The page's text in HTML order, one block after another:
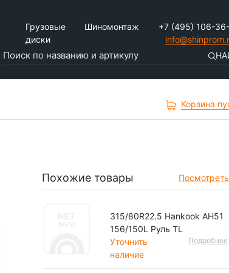
Грузовые
диски
Шиномонтаж
+7 (495) 106-
Корзина
Похожие товары
315/80R22.5 Hankook AH51
156/150L Руль TL
Уточнить
наличие
Подробнее